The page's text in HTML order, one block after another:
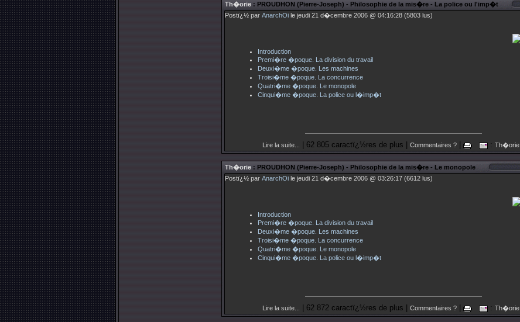
Th�orie : PROUDHON (Pierre-Joseph) - Philosophie de la mis�re - La police ou l'imp�t
Postï¿½ par AnarchOi le jeudi 21 d�cembre 2006 @ 04:16:28 (5803 lus)
Introduction
Premi�re �poque. La division du travail
Deuxi�me �poque. Les machines
Troisi�me �poque. La concurrence
Quatri�me �poque. Le monopole
Cinqui�me �poque. La police ou l�imp�t
Lire la suite... | 62 805 caractï¿½res de plus | Commentaires ? : Th�orie
Th�orie : PROUDHON (Pierre-Joseph) - Philosophie de la mis�re - Le monopole
Postï¿½ par AnarchOi le jeudi 21 d�cembre 2006 @ 03:26:17 (6612 lus)
Introduction
Premi�re �poque. La division du travail
Deuxi�me �poque. Les machines
Troisi�me �poque. La concurrence
Quatri�me �poque. Le monopole
Cinqui�me �poque. La police ou l�imp�t
Lire la suite... | 62 872 caractï¿½res de plus | Commentaires ? : Th�orie